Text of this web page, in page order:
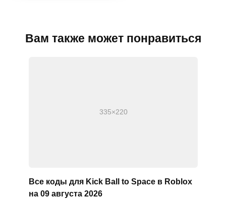
Вам также может понравиться
Все коды для Kick Ball to Space в Roblox
на 09 августа 2026